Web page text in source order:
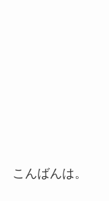
こんばんは。